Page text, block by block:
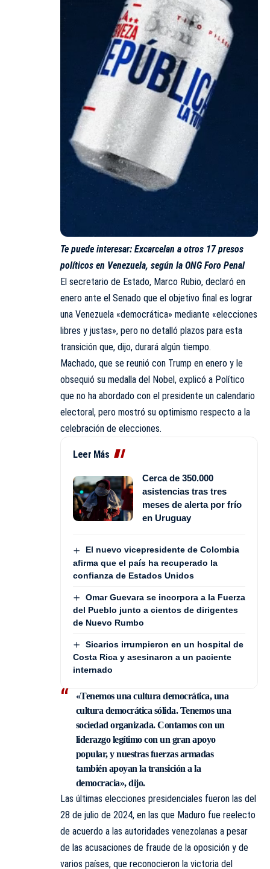
Te puede interesar: Excarcelan a otros 17 presos
políticos en Venezuela, según la ONG Foro Penal
El secretario de Estado, Marco Rubio, declaró en
enero ante el Senado que el objetivo final es lograr
una Venezuela «democrática» mediante «elecciones
libres y justas», pero no detalló plazos para esta
transición que, dijo, durará algún tiempo.
Machado, que se reunió con Trump en enero y le
obsequió su medalla del Nobel, explicó a Político
que no ha abordado con el presidente un calendario
electoral, pero mostró su optimismo respecto a la
celebración de elecciones.
Leer Más
Cerca de 350.000
asistencias tras tres
meses de alerta por frío
en Uruguay
El nuevo vicepresidente de Colombia
afirma que el país ha recuperado la
confianza de Estados Unidos
Omar Guevara se incorpora a la Fuerza
del Pueblo junto a cientos de dirigentes
de Nuevo Rumbo
Sicarios irrumpieron en un hospital de
Costa Rica y asesinaron a un paciente
internado
«Tenemos una cultura democrática, una
cultura democrática sólida. Tenemos una
sociedad organizada. Contamos con un
liderazgo legítimo con un gran apoyo
popular, y nuestras fuerzas armadas
también apoyan la transición a la
democracia», dijo.
Las últimas elecciones presidenciales fueron las del
28 de julio de 2024, en las que Maduro fue reelecto
de acuerdo a las autoridades venezolanas a pesar
de las acusaciones de fraude de la oposición y de
varios países, que reconocieron la victoria del